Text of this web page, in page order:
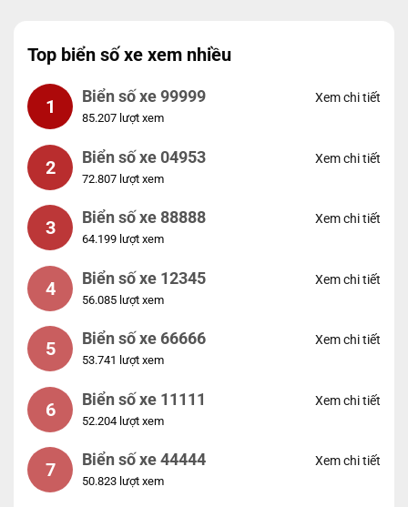
Top biển số xe xem nhiều
1 Biển số xe 99999
85.207 lượt xem
Xem chi tiết
2 Biển số xe 04953
72.807 lượt xem
Xem chi tiết
3 Biển số xe 88888
64.199 lượt xem
Xem chi tiết
4 Biển số xe 12345
56.085 lượt xem
Xem chi tiết
5 Biển số xe 66666
53.741 lượt xem
Xem chi tiết
6 Biển số xe 11111
52.204 lượt xem
Xem chi tiết
7 Biển số xe 44444
50.823 lượt xem
Xem chi tiết